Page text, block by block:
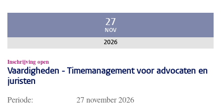
27
NOV
2026
Inschrijving open
Vaardigheden - Timemanagement voor advocaten en
juristen
Periode:
27 november 2026